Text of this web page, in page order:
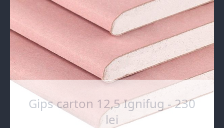
Gips carton 12,5 Ignifug - 230
lei